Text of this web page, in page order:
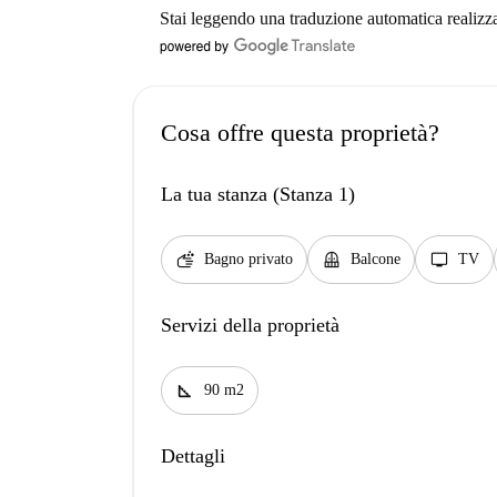
Stai leggendo una traduzione automatica
Cosa offre questa proprietà?
La tua stanza (Stanza 1)
soap Bagno privato balcony Balcone tv TV
Servizi della proprietà
square_foot 90 m2
Dettagli